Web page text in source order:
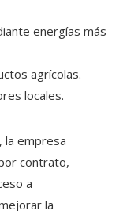
energías más
agrícolas.
locales.
la empresa
contrato,
a
la